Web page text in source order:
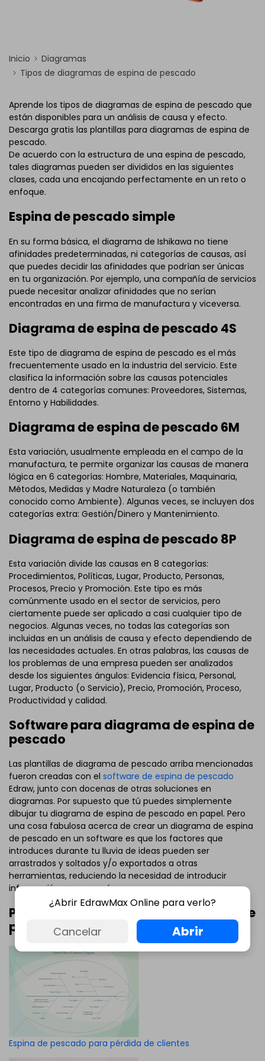
Inicio
Diagramas
Tipos de diagramas de espina de pescado
Aprende los tipos de diagramas de espina de pescado que
están disponibles para un análisis de causa y efecto.
Descarga gratis las plantillas para diagramas de espina de
pescado.
De acuerdo con la estructura de una espina de pescado,
tales diagramas pueden ser divididos en las siguientes
clases, cada una encajando perfectamente en un reto o
enfoque.
Espina de pescado simple
En su forma básica, el diagrama de Ishikawa no tiene
afinidades predeterminadas, ni categorías de causas, así
que puedes decidir las afinidades que podrían ser únicas
en tu organización. Por ejemplo, una compañía de servicios
puede necesitar analizar afinidades que no serían
encontradas en una firma de manufactura y viceversa.
Diagrama de espina de pescado 4S
Este tipo de diagrama de espina de pescado es el más
frecuentemente usado en la industria del servicio. Este
clasifica la información sobre las causas potenciales
dentro de 4 categorías comunes: Proveedores, Sistemas,
Entorno y Habilidades.
Diagrama de espina de pescado 6M
Esta variación, usualmente empleada en el campo de la
manufactura, te permite organizar las causas de manera
lógica en 6 categorías: Hombre, Materiales, Maquinaria,
Métodos, Medidas y Madre Naturaleza (o también
conocido como Ambiente). Algunas veces, se incluyen dos
categorías extra: Gestión/Dinero y Mantenimiento.
Diagrama de espina de pescado 8P
Esta variación divide las causas en 8 categorías:
Procedimientos, Políticas, Lugar, Producto, Personas,
Procesos, Precio y Promoción. Este tipo es más
comúnmente usado en el sector de servicios, pero
ciertamente puede ser aplicado a casi cualquier tipo de
negocios. Algunas veces, no todas las categorías son
incluidas en un análisis de causa y efecto dependiendo de
las necesidades actuales. En otras palabras, las causas de
los problemas de una empresa pueden ser analizados
desde los siguientes ángulos: Evidencia física, Personal,
Lugar, Producto (o Servicio), Precio, Promoción, Proceso,
Productividad y calidad.
Software para diagrama de espina de
pescado
Las plantillas de diagrama de pescado arriba mencionadas
fueron creadas con el software de espina de pescado
Edraw, junto con docenas de otras soluciones en
diagramas. Por supuesto que tú puedes simplemente
dibujar tu diagrama de espina de pescado en papel. Pero
una cosa fabulosa acerca de crear un diagrama de espina
de pescado en un software es que los factores que
introduces durante tu lluvia de ideas pueden ser
arrastrados y soltados y/o exportados a otras
herramientas, reduciendo la necesidad de introducir
información una vez más.
Plantillas para diagrama de espina de
pescado
Espina de pescado para pérdida de clientes
¿Abrir EdrawMax Online para verlo?
Cancelar Abrir